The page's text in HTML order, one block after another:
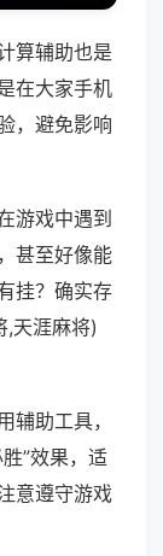
算辅助也是
在大家手机
，避免影响
游戏中遇到
甚至好像能
挂？确实存
,天涯麻将)
辅助工具，
”效果，适
意遵守游戏